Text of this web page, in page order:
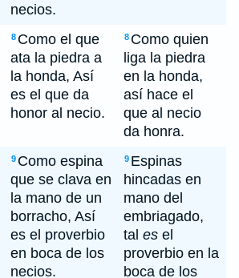
necios.
8 Como el que
ata la piedra a
la honda, Así
es el que da
honor al necio.
8 Como quien
liga la piedra
en la honda,
así hace el
que al necio
da honra.
9 Como espina
que se clava en
la mano de un
borracho, Así
es el proverbio
en boca de los
necios.
9 Espinas
hincadas en
mano del
embriagado,
tal es el
proverbio en la
boca de los